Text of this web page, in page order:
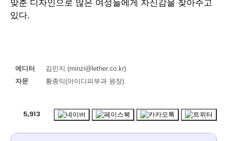
맞춘 디자인으로 많은 여성들에게 자신감을 찾아주고
있다.
5,913
에디터
김민지 (minzi@lether.co.kr)
자문
황종익(아이디피부과 원장)